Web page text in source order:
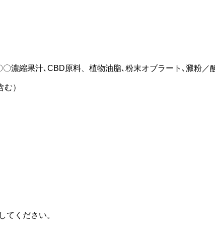
濃縮果汁､CBD原料、植物油脂､粉末オブラート､澱粉／
）
てください。